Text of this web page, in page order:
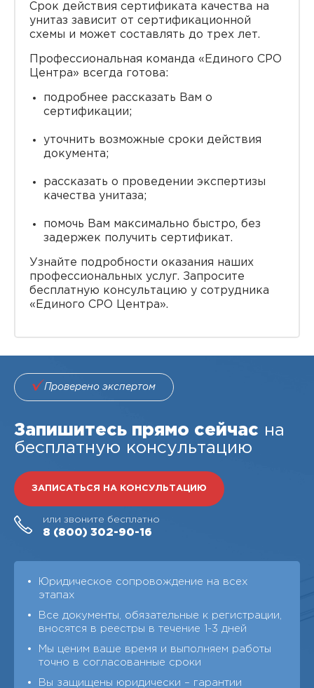
Срок действия сертификата качества на
унитаз зависит от сертификационной
схемы и может составлять до трех лет.
Профессиональная команда «Единого СРО
Центра» всегда готова:
подробнее рассказать Вам о
сертификации;
уточнить возможные сроки действия
документа;
рассказать о проведении экспертизы
качества унитаза;
помочь Вам максимально быстро, без
задержек получить сертификат.
Узнайте подробности оказания наших
профессиональных услуг. Запросите
бесплатную консультацию у сотрудника
«Единого СРО Центра».
Проверено экспертом
Запишитесь прямо сейчас на
бесплатную консультацию
ЗАПИСАТЬСЯ НА КОНСУЛЬТАЦИЮ
или звоните бесплатно
8 (800) 302-90-16
Юридическое сопровождение на всех
этапах
Все документы, обязательные к регистрации,
вносятся в реестры в течение 1-3 дней
Мы ценим ваше время и выполняем работы
точно в согласованные сроки
Вы защищены юридически – гарантии